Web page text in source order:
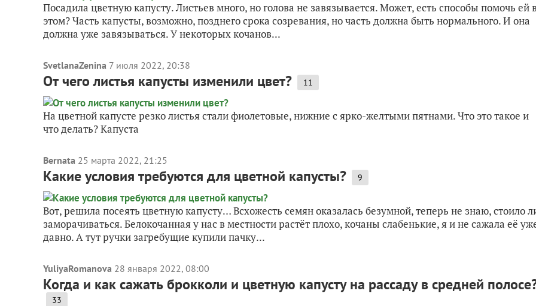
Посадила цветную капусту. Листьев много, но голова не завязывается. Может, есть способы помочь ей
этом? Часть капусты, возможно, позднего срока созревания, но часть должна быть нормального. И она
должна уже завязываться. У некоторых кочанов...
SvetlanaZenina 7 июля 2022, 20:38
От чего листья капусты изменили цвет? 11
На цветной капусте резко листья стали фиолетовые, нижние с ярко-желтыми пятнами. Что это такое и
что делать? Капуста
Bernata 25 марта 2022, 21:25
Какие условия требуются для цветной капусты? 9
Вот, решила посеять цветную капусту… Всхожесть семян оказалась безумной, теперь не знаю, стоило
заморачиваться. Белокочанная у нас в местности растёт плохо, кочаны слабенькие, я и не сажала её
давно. А тут ручки загребущие купили пачку...
YuliyaRomanova 28 января 2022, 08:00
Когда и как сажать брокколи и цветную капусту на рассаду в средней
33